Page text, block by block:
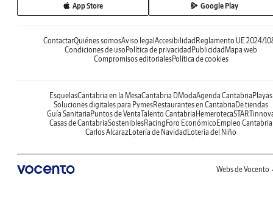
App Store Google Play
ContactarQuiénes somosAviso legal Accesibilidad Reglamento UE 2024/
Condiciones de uso Política de privacidad Publicidad Mapa web
Compromisos editorialesPolítica de cookies
EsquelasCantabria en la MesaCantabria DModaAgenda Cantabria Playas
Soluciones digitales para PymesRestaurantes en Cantabria De tiendas
Guía Sanitaria Puntos de VentaTalento Cantabria Hemeroteca
Casas de CantabriaSosteniblesRacing Foro Económico Empleo Cantabria
Carlos AlcarazLotería de Navidad Lotería del Niño
Webs de Vocento